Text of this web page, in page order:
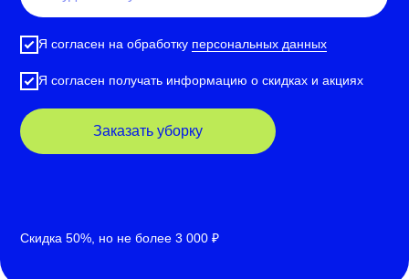
Я согласен на обработку персональных данных
Я согласен получать информацию о скидках и акциях
Заказать уборку
Скидка 50%, но не более 3 000 ₽